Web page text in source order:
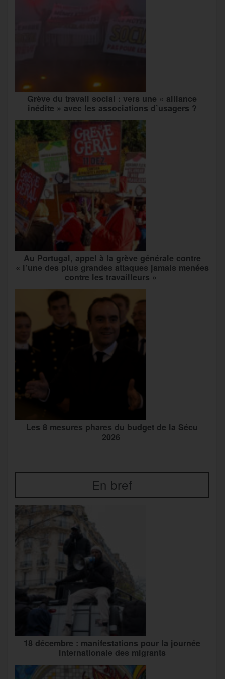
Grève du travail social : vers une « alliance
inédite » avec les associations d’usagers ?
Au Portugal, appel à la grève générale contre
« l’une des plus grandes attaques jamais menées
contre les travailleurs »
Les 8 mesures phares du budget de la Sécu
2026
En bref
18 décembre : manifestations pour la journée
internationale des migrants